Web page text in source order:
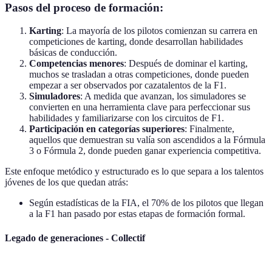
Pasos del proceso de formación:
Karting: La mayoría de los pilotos comienzan su carrera en
competiciones de karting, donde desarrollan habilidades
básicas de conducción.
Competencias menores: Después de dominar el karting,
muchos se trasladan a otras competiciones, donde pueden
empezar a ser observados por cazatalentos de la F1.
Simuladores: A medida que avanzan, los simuladores se
convierten en una herramienta clave para perfeccionar sus
habilidades y familiarizarse con los circuitos de F1.
Participación en categorías superiores: Finalmente,
aquellos que demuestran su valía son ascendidos a la Fórmula
3 o Fórmula 2, donde pueden ganar experiencia competitiva.
Este enfoque metódico y estructurado es lo que separa a los talentos
jóvenes de los que quedan atrás:
Según estadísticas de la FIA, el 70% de los pilotos que llegan
a la F1 han pasado por estas etapas de formación formal.
Legado de generaciones - Collectif